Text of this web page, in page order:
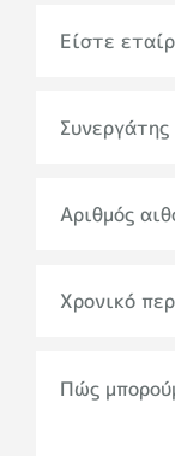
Συνεργάτης
Χρονικό
Πώς